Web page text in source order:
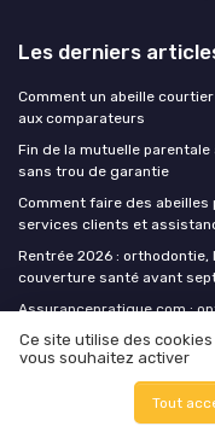
Les derniers
Comment un abeille
aux comparateurs
Fin de la mutuelle
sans trou de garantie
Comment faire des
services clients et
Rentrée 2026 :
couverture santé avant
Assurancepratique com :
sécurité
Mutuelles sante
Ce site utilise des
vous souhaitez activer
Tout